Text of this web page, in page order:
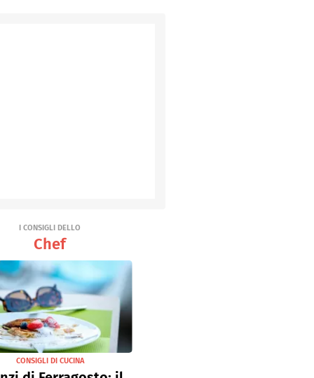
I CONSIGLI DELLO
Chef
CONSIGLI DI CUCINA